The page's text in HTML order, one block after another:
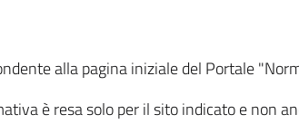
alla pagina iniziale del Portale
è resa solo per il sito indicato e non